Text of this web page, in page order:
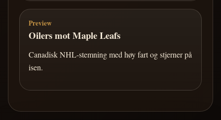
Preview
Oilers mot Maple Leafs
Canadisk NHL-stemning med høy fart og stjerner på
isen.